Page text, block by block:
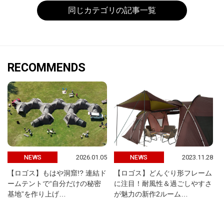
同じカテゴリの記事一覧
RECOMMENDS
NEWS 2026.01.05
【ロゴス】もはや洞窟!? 連結ド
ームテントで“自分だけの秘密
基地”を作り上げ…
NEWS 2023.11.28
【ロゴス】どんぐり形フレーム
に注目！耐風性＆過ごしやすさ
が魅力の新作2ルーム…